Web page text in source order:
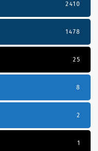
2410
1478
25
8
2
1